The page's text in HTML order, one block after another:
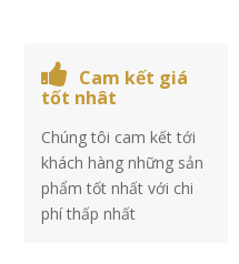
Cam kết giá
tốt nhât
Chúng tôi cam kết tới
khách hàng những sản
phẩm tốt nhất với chi
phí thấp nhất